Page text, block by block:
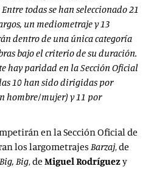
todas se han seleccionado 21
un mediometraje y 13
dentro de una única categoría
bajo el criterio de su duración.
hay paridad en la Sección Oficial
10 han sido dirigidas por
hombre/mujer) y 11 por
en la Sección Oficial de
los largometrajes Barzaj, de
Big, de Miguel Rodríguezy